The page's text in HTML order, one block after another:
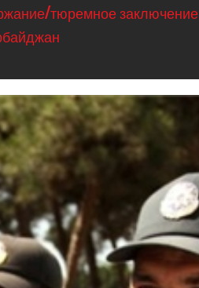
тюремное заключение